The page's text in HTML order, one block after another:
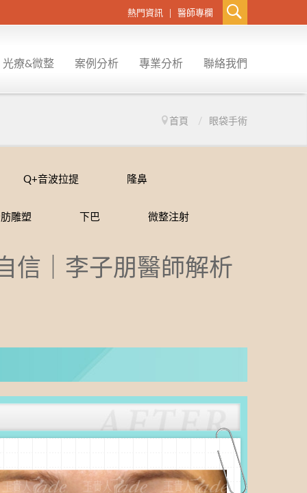
熱門資訊 醫師專欄
光療&微整
提可塑 極線音波拉提 皮秒雷射 雷射光療
案例分析 專業分析 聯絡我們
首頁 / 眼袋手術
Q+音波拉提 隆鼻
雕塑 下巴 微整注射
信｜李子朋醫師解析